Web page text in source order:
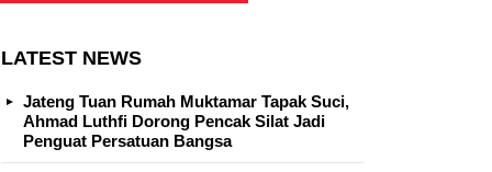
LATEST NEWS
Jateng Tuan Rumah Muktamar Tapak Suci,
Ahmad Luthfi Dorong Pencak Silat Jadi
Penguat Persatuan Bangsa